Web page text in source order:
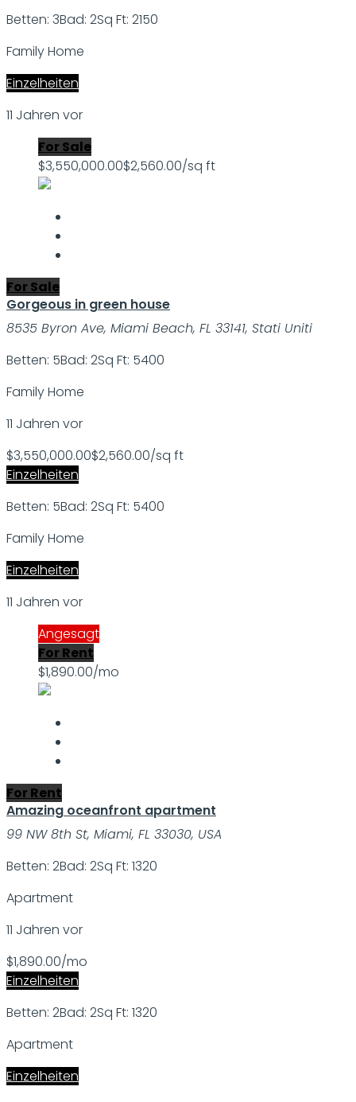
Betten: 3Bad: 2Sq Ft: 2150
Family Home
Einzelheiten
11 Jahren vor
For Sale
$3,550,000.00$2,560.00/sq ft
For Sale
Gorgeous in green house
8535 Byron Ave, Miami Beach, FL 33141, Stati Uniti
Betten: 5Bad: 2Sq Ft: 5400
Family Home
11 Jahren vor
$3,550,000.00$2,560.00/sq ft
Einzelheiten
Betten: 5Bad: 2Sq Ft: 5400
Family Home
Einzelheiten
11 Jahren vor
Angesagt
For Rent
$1,890.00/mo
For Rent
Amazing oceanfront apartment
99 NW 8th St, Miami, FL 33030, USA
Betten: 2Bad: 2Sq Ft: 1320
Apartment
11 Jahren vor
$1,890.00/mo
Einzelheiten
Betten: 2Bad: 2Sq Ft: 1320
Apartment
Einzelheiten